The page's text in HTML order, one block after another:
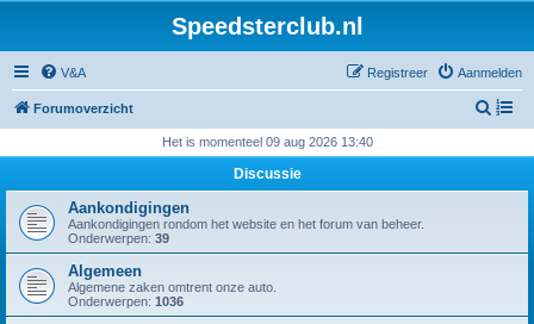
Speedsterclub.nl
V&A Aanmelden
Registreer
Forumoverzicht
Z
k
Het is momenteel 09 aug 2026 13:40
Discussie
Aankondigingen
Aankondigingen rondom het website en het forum van beheer.
Onderwerpen: 39
Algemeen
Algemene zaken omtrent onze auto.
Onderwerpen: 1036